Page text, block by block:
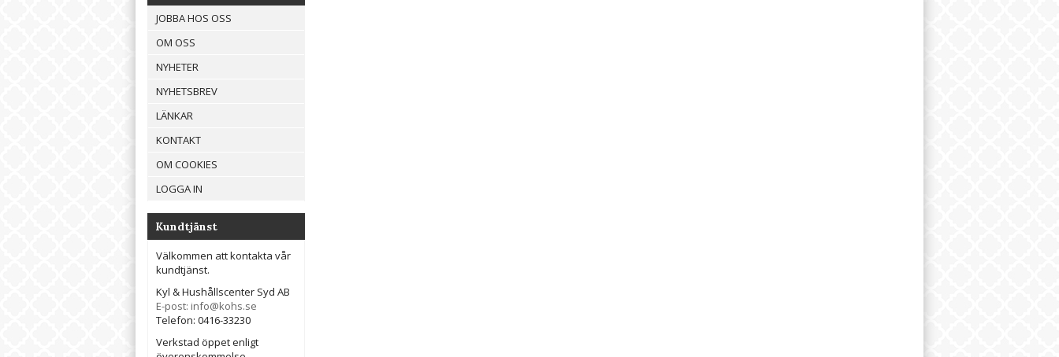
JOBBA HOS OSS
OM OSS
NYHETER
NYHETSBREV
LÄNKAR
KONTAKT
OM COOKIES
LOGGA IN
Kundtjänst
Välkommen att kontakta vår
kundtjänst.
Kyl & Hushållscenter Syd AB
E-post: info@kohs.se
Telefon: 0416-33230
Verkstad öppet enligt